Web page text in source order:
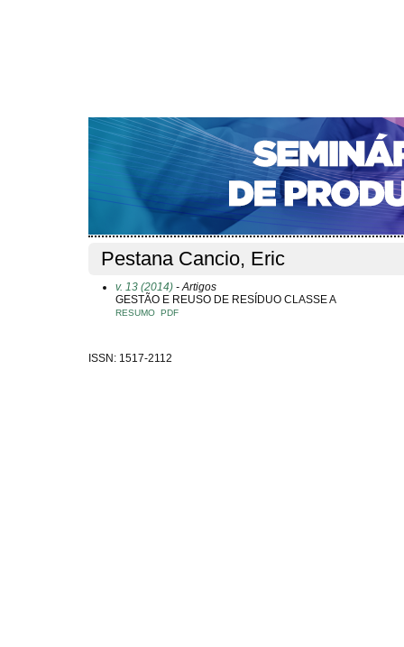
CAPA SOBRE ACESSO
NOTÍCIAS
PORTAL DE REVISTAS DA UNIFACS
Pesquisa > Perfil do autor
Perfil do autor
Pestana Cancio, Eric
v. 13 (2014) - Artigos
GESTÃO E REUSO DE RESÍDUO CLASSE A
RESUMO PDF
ISSN: 1517-2112